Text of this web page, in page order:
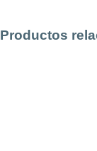
Productos